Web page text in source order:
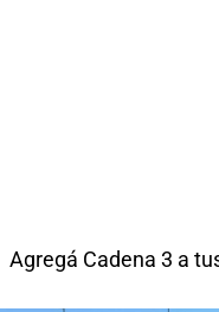
Agregá Cadena 3 a